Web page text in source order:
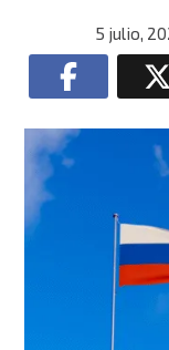
5 julio,